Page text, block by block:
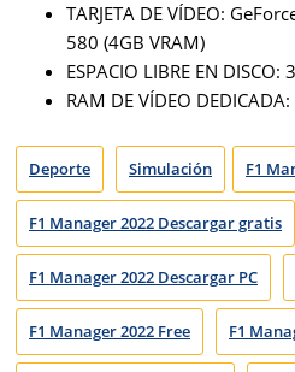
TARJETA DE VÍDEO:
580 (4GB VRAM)
ESPACIO LIBRE EN DISCO:
RAM DE VÍDEO
Deporte Simulación F1
F1 Manager 2022 Descargar gratis
F1 Manager 2022 Descargar PC
F1 Manager 2022 Free F1